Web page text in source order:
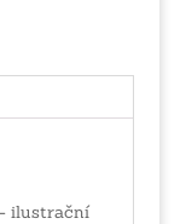
ilustrační